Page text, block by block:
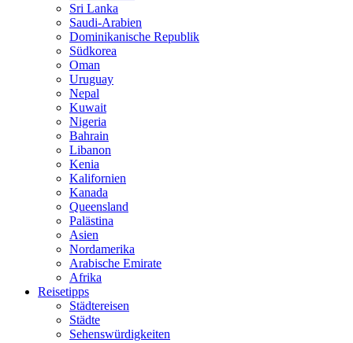
Sri Lanka
Saudi-Arabien
Dominikanische Republik
Südkorea
Oman
Uruguay
Nepal
Kuwait
Nigeria
Bahrain
Libanon
Kenia
Kalifornien
Kanada
Queensland
Palästina
Asien
Nordamerika
Arabische Emirate
Afrika
Reisetipps
Städtereisen
Städte
Sehenswürdigkeiten